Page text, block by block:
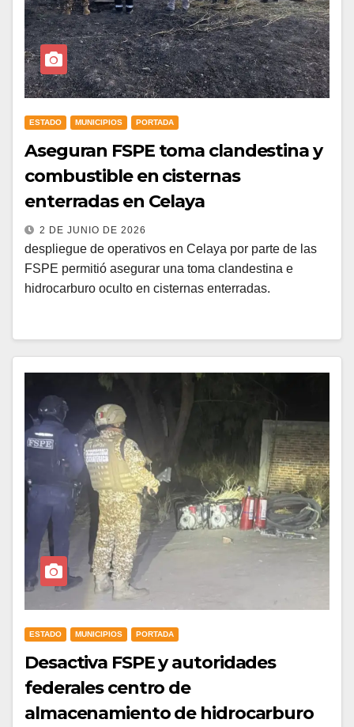
ESTADO MUNICIPIOS PORTADA
Aseguran FSPE toma clandestina y
combustible en cisternas
enterradas en Celaya
2 DE JUNIO DE 2026
despliegue de operativos en Celaya por parte de las
FSPE permitió asegurar una toma clandestina e
hidrocarburo oculto en cisternas enterradas.
ESTADO MUNICIPIOS PORTADA
Desactiva FSPE y autoridades
federales centro de
almacenamiento de hidrocarburo